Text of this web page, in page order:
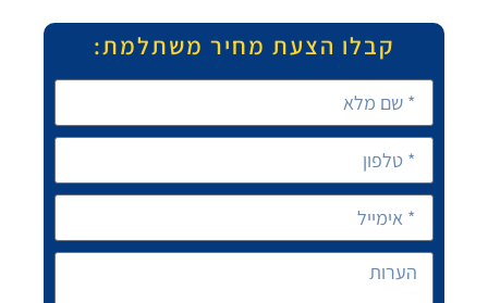
קבלו הצעת מחיר משתלמת: